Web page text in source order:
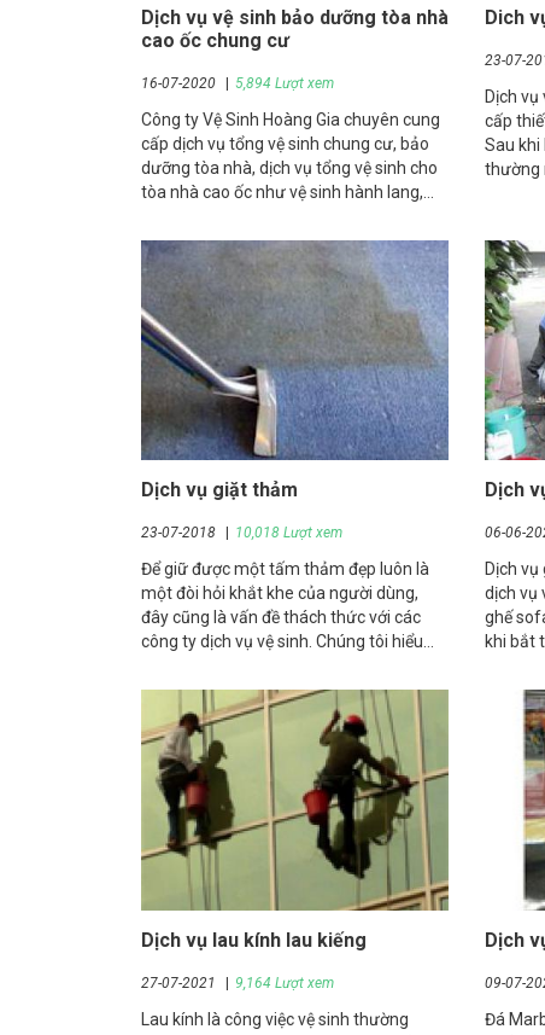
Dịch vụ vệ sinh bảo dưỡng tòa nhà
cao ốc chung cư
16-07-2020 5,894 Lượt xem
Công ty Vệ Sinh Hoàng Gia chuyên cung
cấp dịch vụ tổng vệ sinh chung cư, bảo
dưỡng tòa nhà, dịch vụ tổng vệ sinh cho
tòa nhà cao ốc như vệ sinh hành lang,
sàn, phục vụ uy tín chuyên nghiệp, giá rẻ.
Dich
23-07-
Dịch
cấp
Sau khi
thường
Dịch vụ giặt thảm
23-07-2018 10,018 Lượt xem
Để giữ được một tấm thảm đẹp luôn là
một đòi hỏi khắt khe của người dùng,
đây cũng là vấn đề thách thức với các
công ty dịch vụ vệ sinh. Chúng tôi hiểu
trong các khâu giặt thảm theo một quy
trình chuẩn đặc biệt
Dịch
06-06-
Dịch
dịch vụ
ghế
khi bắt
ghế
Dịch vụ lau kính lau kiếng
27-07-2021 9,164 Lượt xem
Lau kính là công việc vệ sinh thường
Dịch
09-07-
Đá